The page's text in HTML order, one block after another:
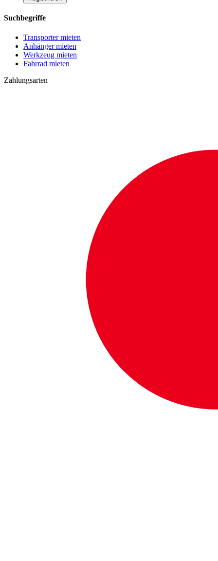
Suchbegriffe
Transporter mieten
Anhänger mieten
Werkzeug mieten
Fahrrad mieten
Zahlungsarten